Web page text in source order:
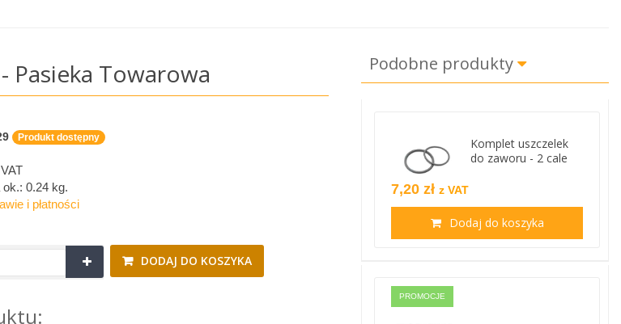
- Pasieka Towarowa
Produkt dostępny
ok.: 0.24 kg.
i płatności
DODAJ DO KOSZYKA
Podobne produkty
Komplet uszczelek
do zaworu - 2 cale
7,20 zł z VAT
Dodaj do koszyka
PROMOCJE